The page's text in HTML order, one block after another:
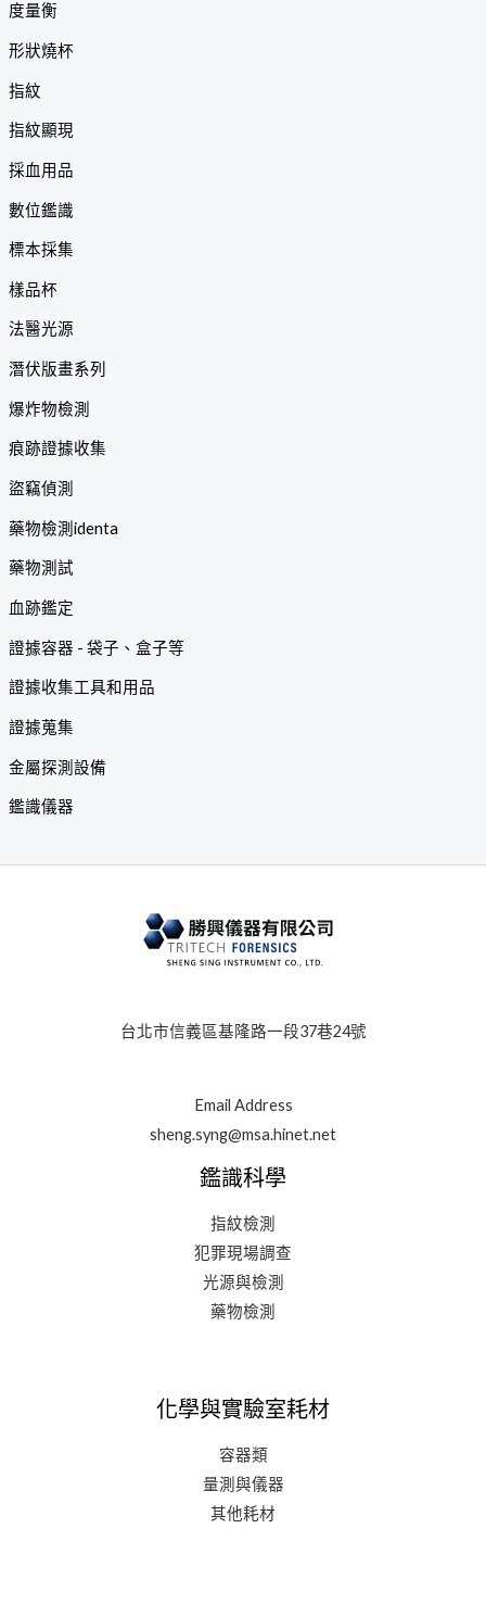
度量衡
形狀燒杯
指紋
指紋顯現
採血用品
數位鑑識
標本採集
樣品杯
法醫光源
潛伏版畫系列
爆炸物檢測
痕跡證據收集
盜竊偵測
藥物檢測identa
藥物測試
血跡鑑定
證據容器 - 袋子、盒子等
證據收集工具和用品
證據蒐集
金屬探測設備
鑑識儀器
台北市信義區基隆路一段37巷24號
Email Address
sheng.syng@msa.hinet.net
鑑識科學
指紋檢測
犯罪現場調查
光源與檢測
藥物檢測
化學與實驗室耗材
容器類
量測與儀器
其他耗材